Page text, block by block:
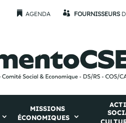
 AGENDA  FOURNISSEURS
MISSIONS
ÉCONOMIQUES